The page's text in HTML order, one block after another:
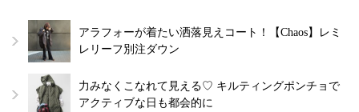
アラフォーが着たい洒落見えコート！【Chaos】レミ
レリーフ別注ダウン
力みなくこなれて見える♡ キルティングポンチョで
アクティブな日も都会的に